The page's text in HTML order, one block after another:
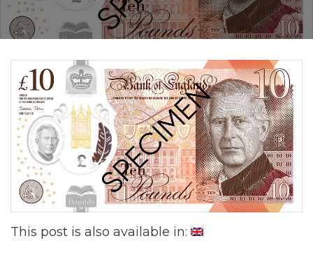
This post is also available in: